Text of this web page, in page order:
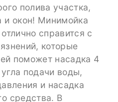
полива участка,
окон! Минимойка
справится с
которые
поможет насадка 4
подачи воды,
и насадка
средства. В